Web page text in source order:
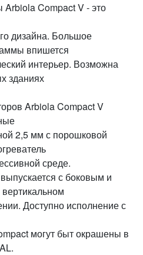
Compact V - это
дизайна. Большое
впишется
интерьер. Возможна
зданиях
Arbiola Compact V
2,5 мм с порошковой
среде.
с боковым и
Доступно исполнение с
могут быт окрашены в